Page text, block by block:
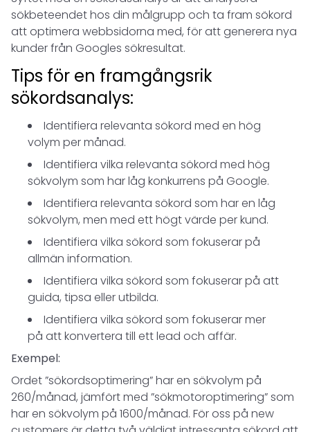
sökbeteendet hos din målgrupp och ta fram sökord
att optimera webbsidorna med, för att generera nya
kunder från Googles sökresultat.
Tips för en framgångsrik
sökordsanalys:
Identifiera relevanta sökord med en hög
volym per månad.
Identifiera vilka relevanta sökord med hög
sökvolym som har låg konkurrens på Google.
Identifiera relevanta sökord som har en låg
sökvolym, men med ett högt värde per kund.
Identifiera vilka sökord som fokuserar på
allmän information.
Identifiera vilka sökord som fokuserar på att
guida, tipsa eller utbilda.
Identifiera vilka sökord som fokuserar mer
på att konvertera till ett lead och affär.
Exempel:
Ordet ”sökordsoptimering” har en sökvolym på
260/månad, jämfört med ”sökmotoroptimering” som
har en sökvolym på 1600/månad. För oss på new